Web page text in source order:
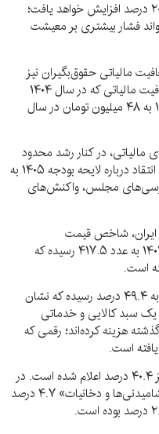
دولت و بازنشستگان برای سال آینده تنها ۲۰ درصد افزایش خواهد یافت؛
فشار بیشتری بر معیشت
مالیاتی حقوق‌بگیران نیز
تغییر کرده است. بر این اساس، سقف معافیت مالیاتی که در سال ۱۴۰۴
ماهانه ۲۸ میلیون تومان بود، در سال ۱۴۰۵ به ۴۸ میلیون تومان در سال
مالیاتی، در کنار رشد محدود
دستمزدها، یکی از محورهای اصلی بحث و انتقاد درباره لایحه بودجه ۱۴۰۵ به
مجلس، واکنش‌های
ایران، شاخص قیمت
مصرف‌کننده خانوارهای کشور در آبان‌ماه ۱۴۰۴ به عدد ۴۱۷.۵ رسیده که
همچنین نرخ تورم نقطه‌به‌نقطه در این ماه به ۴۹.۴ درصد رسیده که نشان
یک سبد کالایی و خدماتی
سال گذشته هزینه کرده‌اند؛ رقمی که
تورم دوازده‌ماهه منتهی به آبان‌ماه ۱۴۰۴ نیز ۴۰.۴ درصد اعلام شده است. در
این میان، تورم ماهانه گروه «خوراکی‌ها، آشامیدنی‌ها و دخانیات» ۴.۷ درصد